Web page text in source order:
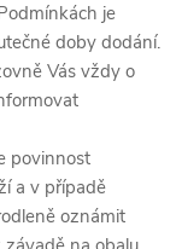
je
doby dodání.
Vás vždy o
povinnost
a v případě
oznámit